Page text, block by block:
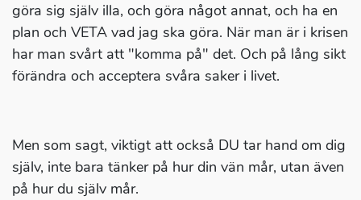
göra sig själv illa, och göra något annat, och ha en
plan och VETA vad jag ska göra. När man är i krisen
har man svårt att "komma på" det. Och på lång sikt
förändra och acceptera svåra saker i livet.
Men som sagt, viktigt att också DU tar hand om dig
själv, inte bara tänker på hur din vän mår, utan även
på hur du själv mår.